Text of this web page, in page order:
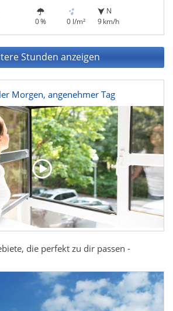
0 % 0 l/m²
N
9 km/h
Stunden anzeigen
Morgen, angenehmer Tag
die perfekt zu dir passen -